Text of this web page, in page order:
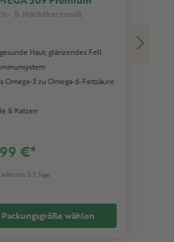
Haut, glänzendes Fell
Omega-3 zu Omega-6-Fettsäure
& Katzen
€*
2-3 Tage
wählen